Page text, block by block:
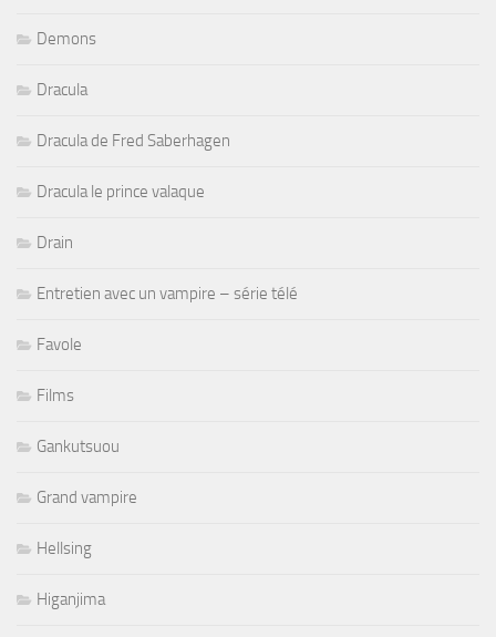
Demons
Dracula
Dracula de Fred Saberhagen
Dracula le prince valaque
Drain
Entretien avec un vampire – série télé
Favole
Films
Gankutsuou
Grand vampire
Hellsing
Higanjima